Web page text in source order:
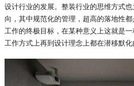
设计行业的发展。整装行业的思维方式
向，其中规范化的管理，超高的落地性
工作的终极目标，在某种意义上这就是
工作方式上再到设计理念上都在潜移默化